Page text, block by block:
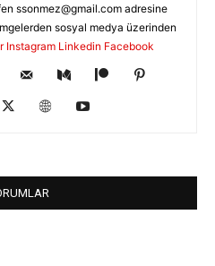
ssonmez@gmail.comadresine
sosyal medya üzerinden
Instagram Linkedin Facebook